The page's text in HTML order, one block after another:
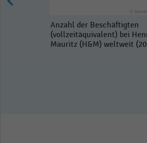
Anzahl der Beschäftigten
(vollzeitäquivalent) bei
Mauritz (H&M) weltweit